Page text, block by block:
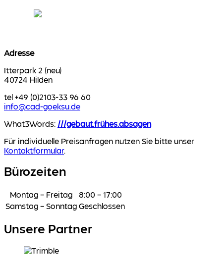
Adresse
Itterpark 2 (neu)
40724 Hilden
tel +49 (0)2103-33 96 60
info@cad-goeksu.de
What3Words: ///gebaut.frühes.absagen
Für individuelle Preisanfragen nutzen Sie bitte unser
Kontaktformular.
Bürozeiten
Montag – Freitag
8:00 – 17:00
Samstag – Sonntag Geschlossen
Unsere Partner